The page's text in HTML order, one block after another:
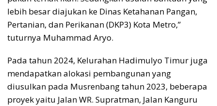
lebih besar diajukan ke Dinas Ketahanan Pangan,
Pertanian, dan Perikanan (DKP3) Kota Metro,”
tuturnya Muhammad Aryo.
Pada tahun 2024, Kelurahan Hadimulyo Timur juga
mendapatkan alokasi pembangunan yang
diusulkan pada Musrenbang tahun 2023, beberapa
proyek yaitu Jalan WR. Supratman, Jalan Kanguru